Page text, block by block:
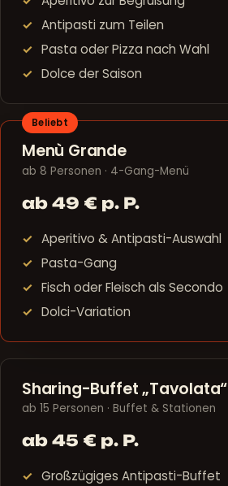
Antipasti zum Teilen
Pasta oder Pizza nach Wahl
Dolce der Saison
Beliebt
Menù Grande
ab 8 Personen · 4-Gang-Menü
ab 49 € p. P.
Aperitivo & Antipasti-Auswahl
Pasta-Gang
Fisch oder Fleisch als Secondo
Dolci-Variation
Sharing-Buffet „Tavolata“
ab 15 Personen · Buffet & Stationen
ab 45 € p. P.
Großzügiges Antipasti-Buffet